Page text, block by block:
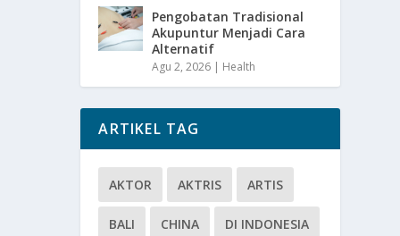
Pengobatan Tradisional
Akupuntur Menjadi Cara
Alternatif
Agu 2, 2026 | Health
ARTIKEL TAG
AKTOR AKTRIS ARTIS
BALI CHINA DI INDONESIA